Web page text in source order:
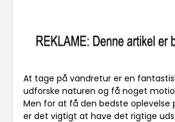
At tage på vandretur er en
udforske naturen og få noget
Men for at få den bedste oplevelse
er det vigtigt at have det rigtige